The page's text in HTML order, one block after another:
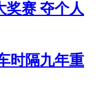
奖赛 夺个人
时隔九年重